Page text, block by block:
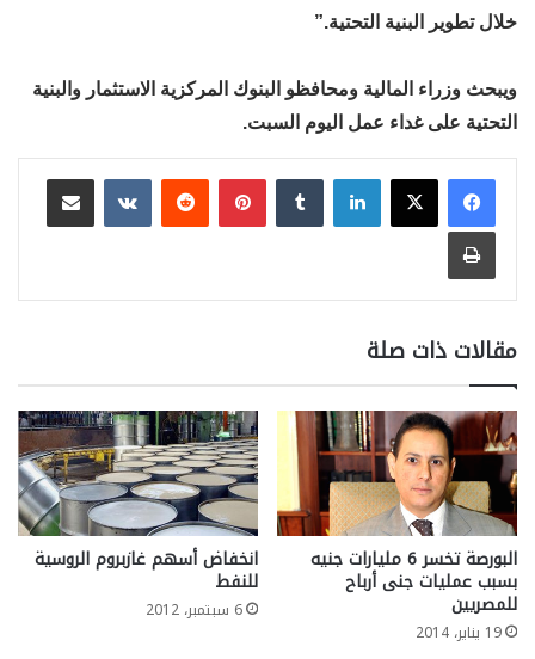
خلال تطوير البنية التحتية.”
ويبحث وزراء المالية ومحافظو البنوك المركزية الاستثمار والبنية
التحتية على غداء عمل اليوم السبت.
لينكدإن بينتيريست
مشاركة عبر البريد
طباعة
مقالات ذات صلة
البورصة تخسر 6 مليارات جنيه
بسبب عمليات جنى أرباح
للمصريين
19 يناير، 2014
انخفاض أسهم غازبروم الروسية
للنفط
6 سبتمبر، 2012